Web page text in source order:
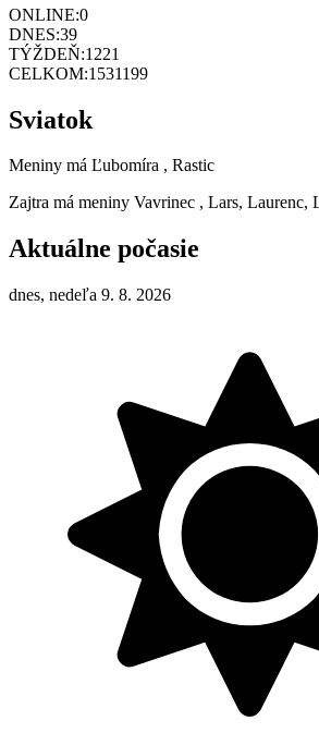
ONLINE:0
DNES:39
TÝŽDEŇ:1221
CELKOM:1531199
Sviatok
Meniny má Ľubomíra , Rastic
Zajtra má meniny Vavrinec , Lars, Laurenc,
Aktuálne počasie
dnes, nedeľa 9. 8. 2026